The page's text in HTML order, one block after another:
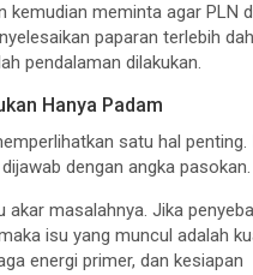
kemudian meminta agar PLN
paparan terlebih
pendalaman dilakukan.
Hanya Padam
satu hal
dengan angka pasokan.
akar masalahnya. Jika
isu yang muncul adalah
energi primer, dan kesiapan